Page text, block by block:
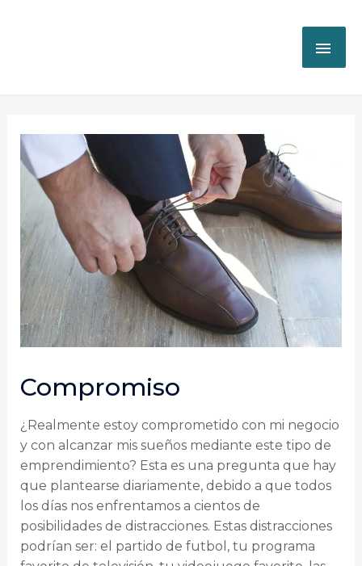
Compromiso
¿Realmente estoy comprometido con mi negocio
y con alcanzar mis sueños mediante este tipo de
emprendimiento? Esta es una pregunta que hay
que plantearse diariamente, debido a que todos
los días nos enfrentamos a cientos de
posibilidades de distracciones. Estas distracciones
podrían ser: el partido de futbol, tu programa